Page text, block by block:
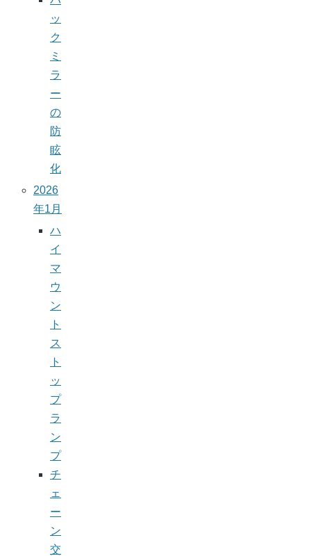
ッ
ク
ミ
ラ
ー
の
防
眩
化
2026
年1月
ハ
イ
マ
ウ
ン
ト
ス
ト
ッ
プ
ラ
ン
プ
チ
ェ
ー
ン
交